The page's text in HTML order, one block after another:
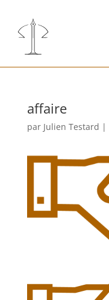
affaire
par Julien Testard |